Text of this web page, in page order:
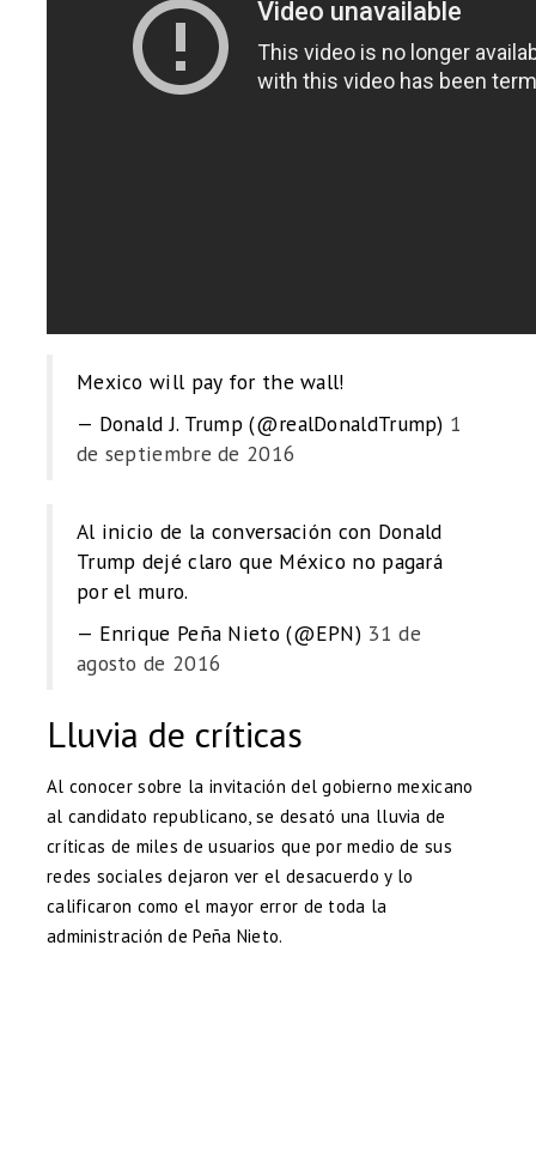
Mexico will pay for the wall!
— Donald J. Trump (@realDonaldTrump) 1
de septiembre de 2016
Al inicio de la conversación con Donald
Trump dejé claro que México no pagará
por el muro.
— Enrique Peña Nieto (@EPN) 31 de
agosto de 2016
Lluvia de críticas
Al conocer sobre la invitación del gobierno mexicano
al candidato republicano, se desató una lluvia de
críticas de miles de usuarios que por medio de sus
redes sociales dejaron ver el desacuerdo y lo
calificaron como el mayor error de toda la
administración de Peña Nieto.